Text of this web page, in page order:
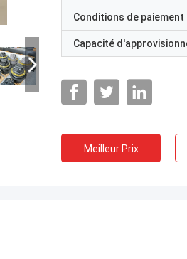
Conditions de paiement
Capacité
Meilleur Prix